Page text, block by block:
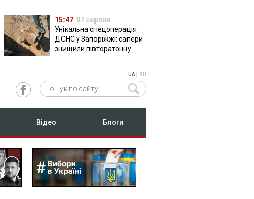
15:47 07 серпня
Унікальна спецоперація
ДСНС у Запоріжжі: сапери
знищили півторатонну
UA| RU
Відео Блоги